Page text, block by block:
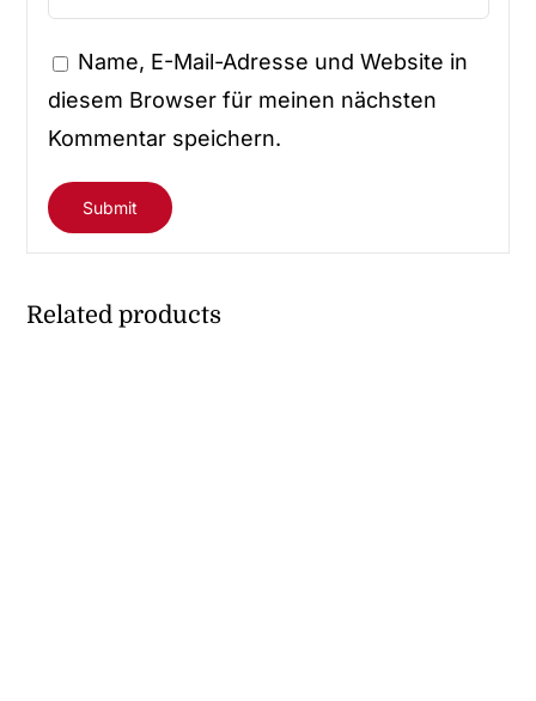
Name, E-Mail-Adresse und Website in
diesem Browser für meinen nächsten
Kommentar speichern.
Related products